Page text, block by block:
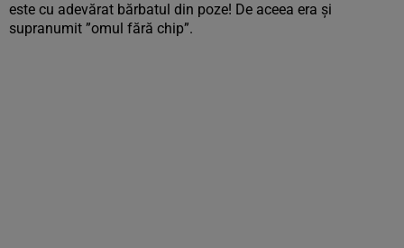
este cu adevărat bărbatul din poze! De aceea era şi
supranumit ”omul fără chip”.